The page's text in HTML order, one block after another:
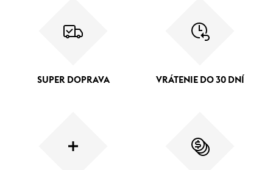
SUPER DOPRAVA VRÁTENIE DO 30 DNÍ